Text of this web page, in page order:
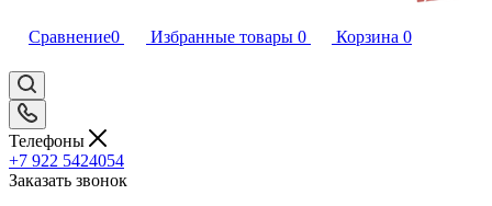
Сравнение0 Избранные товары 0 Корзина 0
Телефоны
+7 922 5424054
Заказать звонок